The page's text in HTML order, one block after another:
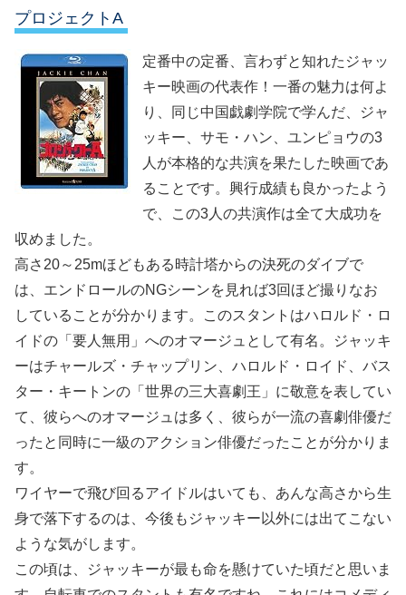
プロジェクトA
定番中の定番、言わずと知れたジャッ
キー映画の代表作！一番の魅力は何よ
り、同じ中国戯劇学院で学んだ、ジャ
ッキー、サモ・ハン、ユンピョウの3
人が本格的な共演を果たした映画であ
ることです。興行成績も良かったよう
で、この3人の共演作は全て大成功を
収めました。
高さ20～25mほどもある時計塔からの決死のダイブで
は、エンドロールのNGシーンを見れば3回ほど撮りなお
していることが分かります。このスタントはハロルド・ロ
イドの「要人無用」へのオマージュとして有名。ジャッキ
ーはチャールズ・チャップリン、ハロルド・ロイド、バス
ター・キートンの「世界の三大喜劇王」に敬意を表してい
て、彼らへのオマージュは多く、彼らが一流の喜劇俳優だ
ったと同時に一級のアクション俳優だったことが分かりま
す。
ワイヤーで飛び回るアイドルはいても、あんな高さから生
身で落下するのは、今後もジャッキー以外には出てこない
ような気がします。
この頃は、ジャッキーが最も命を懸けていた頃だと思いま